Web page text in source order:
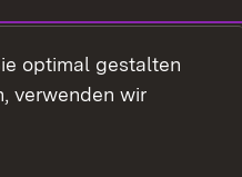
optimal gestalten
verwenden wir